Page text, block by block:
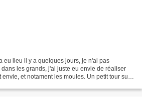
eu lieu il y a quelques jours, je n'ai pas
les grands, j'ai juste eu envie de réaliser
et notament les moules. Un petit tour sur